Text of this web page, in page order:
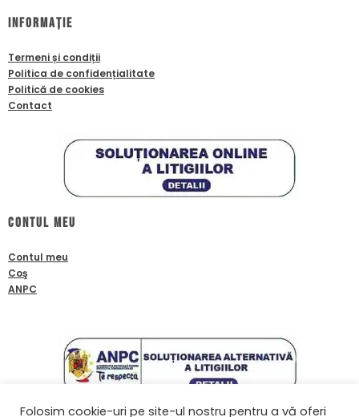
Informație
Termeni și condiții
Politica de confidențialitate
Politică de cookies
Contact
Contul meu
Contul meu
Coş
ANPC
Folosim cookie-uri pe site-ul nostru pentru a vă oferi